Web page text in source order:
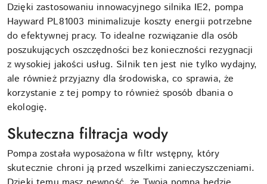
Dzięki zastosowaniu innowacyjnego silnika IE2, pompa
Hayward PL81003 minimalizuje koszty energii potrzebne
do efektywnej pracy. To idealne rozwiązanie dla osób
poszukujących oszczędności bez konieczności rezygnacji
z wysokiej jakości usług. Silnik ten jest nie tylko wydajny,
ale również przyjazny dla środowiska, co sprawia, że
korzystanie z tej pompy to również sposób dbania o
ekologię.
Skuteczna filtracja wody
Pompa została wyposażona w filtr wstępny, który
skutecznie chroni ją przed wszelkimi zanieczyszczeniami.